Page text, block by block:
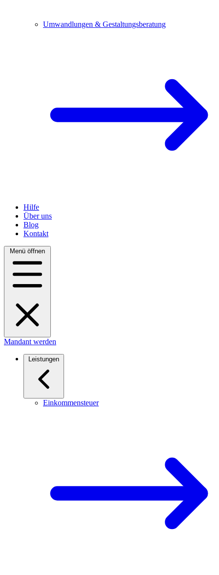
Umwandlungen & Gestaltungsberatung
Hilfe
Über uns
Blog
Kontakt
Menü öffnen
Mandant werden
Leistungen
Einkommensteuer